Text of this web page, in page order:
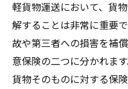
軽貨物運送において、貨
解することは非常に重要
故や第三者への損害を補
意保険の二つに分かれま
貨物そのものに対する保